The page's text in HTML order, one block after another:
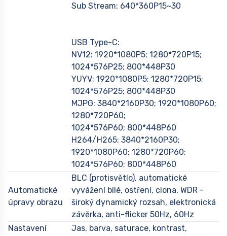
Sub Stream: 640*360P15~30
USB Type-C:
NV12: 1920*1080P5; 1280*720P15;
1024*576P25; 800*448P30
YUYV: 1920*1080P5; 1280*720P15;
1024*576P25; 800*448P30
MJPG: 3840*2160P30; 1920*1080P60;
1280*720P60;
1024*576P60; 800*448P60
H264/H265: 3840*2160P30;
1920*1080P60; 1280*720P60;
1024*576P60; 800*448P60
Automatické
úpravy obrazu
BLC (protisvětlo), automatické
vyvážení bílé, ostření, clona, WDR -
široký dynamický rozsah, elektronická
závěrka, anti-flicker 50Hz, 60Hz
Nastavení
Jas, barva, saturace, kontrast,